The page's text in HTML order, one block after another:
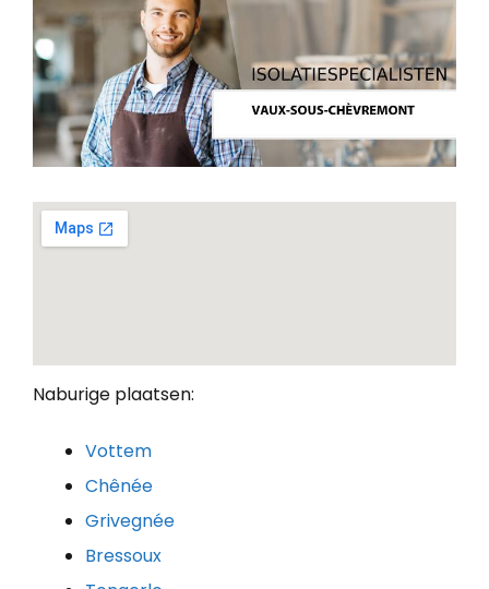
Naburige plaatsen:
Vottem
Chênée
Grivegnée
Bressoux